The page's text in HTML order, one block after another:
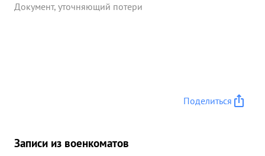
Документ, уточняющий потери
Поделиться
Записи из военкоматов